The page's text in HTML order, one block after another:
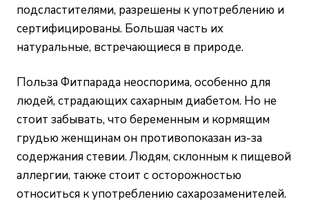
подсластителями, разрешены к употреблению и
сертифицированы. Большая часть их
натуральные, встречающиеся в природе.
Польза Фитпарада неоспорима, особенно для
людей, страдающих сахарным диабетом. Но не
стоит забывать, что беременным и кормящим
грудью женщинам он противопоказан из-за
содержания стевии. Людям, склонным к пищевой
аллергии, также стоит с осторожностью
относиться к употреблению сахарозаменителей.